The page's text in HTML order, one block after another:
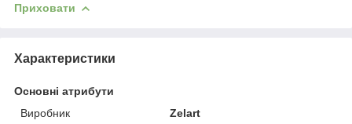
Приховати
Характеристики
Основні атрибути
Виробник
Zelart